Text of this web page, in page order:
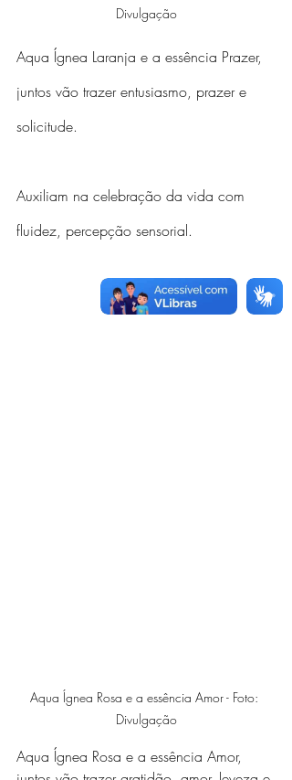
Divulgação
Aqua Ígnea Laranja e a essência Prazer,
juntos vão trazer entusiasmo, prazer e
solicitude.
Auxiliam na celebração da vida com
fluidez, percepção sensorial.
Aqua Ígnea Rosa e a essência Amor - Foto:
Divulgação
Aqua Ígnea Rosa e a essência Amor,